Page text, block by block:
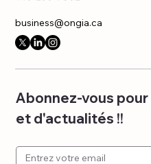
business@ongia.ca
Abonnez-vous
et d'actualités !!